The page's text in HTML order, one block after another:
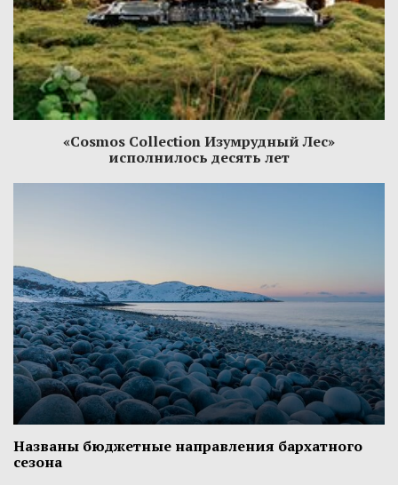
«Cosmos Collection Изумрудный Лес»
исполнилось десять лет
Названы бюджетные направления бархатного
сезона